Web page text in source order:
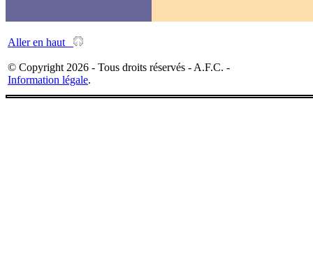
Aller en haut
© Copyright 2026 - Tous droits réservés - A.F.C. -
Information légale.